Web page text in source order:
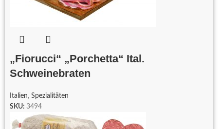
„Fiorucci“ „Porchetta“ Ital.
Schweinebraten
Italien, Spezialitäten
SKU: 3494